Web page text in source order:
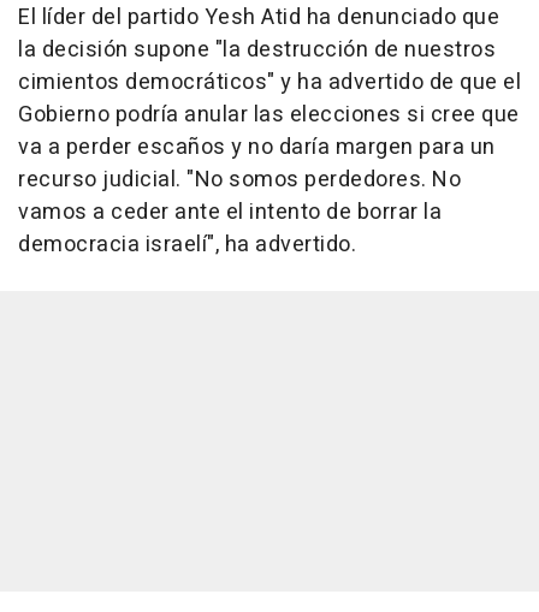
El líder del partido Yesh Atid ha denunciado que
la decisión supone "la destrucción de nuestros
cimientos democráticos" y ha advertido de que el
Gobierno podría anular las elecciones si cree que
va a perder escaños y no daría margen para un
recurso judicial. "No somos perdedores. No
vamos a ceder ante el intento de borrar la
democracia israelí", ha advertido.